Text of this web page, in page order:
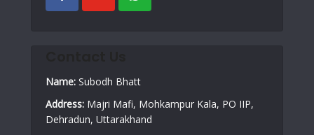
Name: Subodh Bhatt
Address: Majri Mafi, Mohkampur Kala, PO IIP,
Dehradun, Uttarakhand